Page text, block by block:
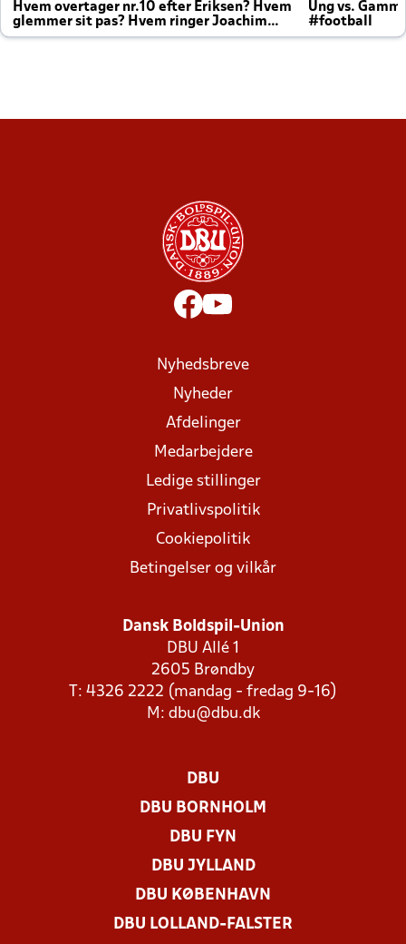
Hvem overtager nr.10 efter Eriksen? Hvem
glemmer sit pas? Hvem ringer Joachim
altid til efter kampe?
Ung vs.
#football
Nyhedsbreve
Nyheder
Afdelinger
Medarbejdere
Ledige stillinger
Privatlivspolitik
Cookiepolitik
Betingelser og vilkår
Dansk Boldspil-Union
DBU Allé 1
2605 Brøndby
T: 4326 2222 (mandag - fredag 9-16)
M: dbu@dbu.dk
DBU
DBU BORNHOLM
DBU FYN
DBU JYLLAND
DBU KØBENHAVN
DBU LOLLAND-FALSTER